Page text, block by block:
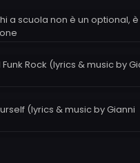
a scuola non è un optional,
Rock (lyrics & music by
(lyrics & music by Gianni